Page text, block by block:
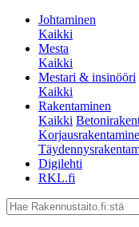
Johtaminen
Kaikki
Mesta
Kaikki
Mestari & insinööri
Kaikki
Rakentaminen
Kaikki
Digilehti
RKL.fi